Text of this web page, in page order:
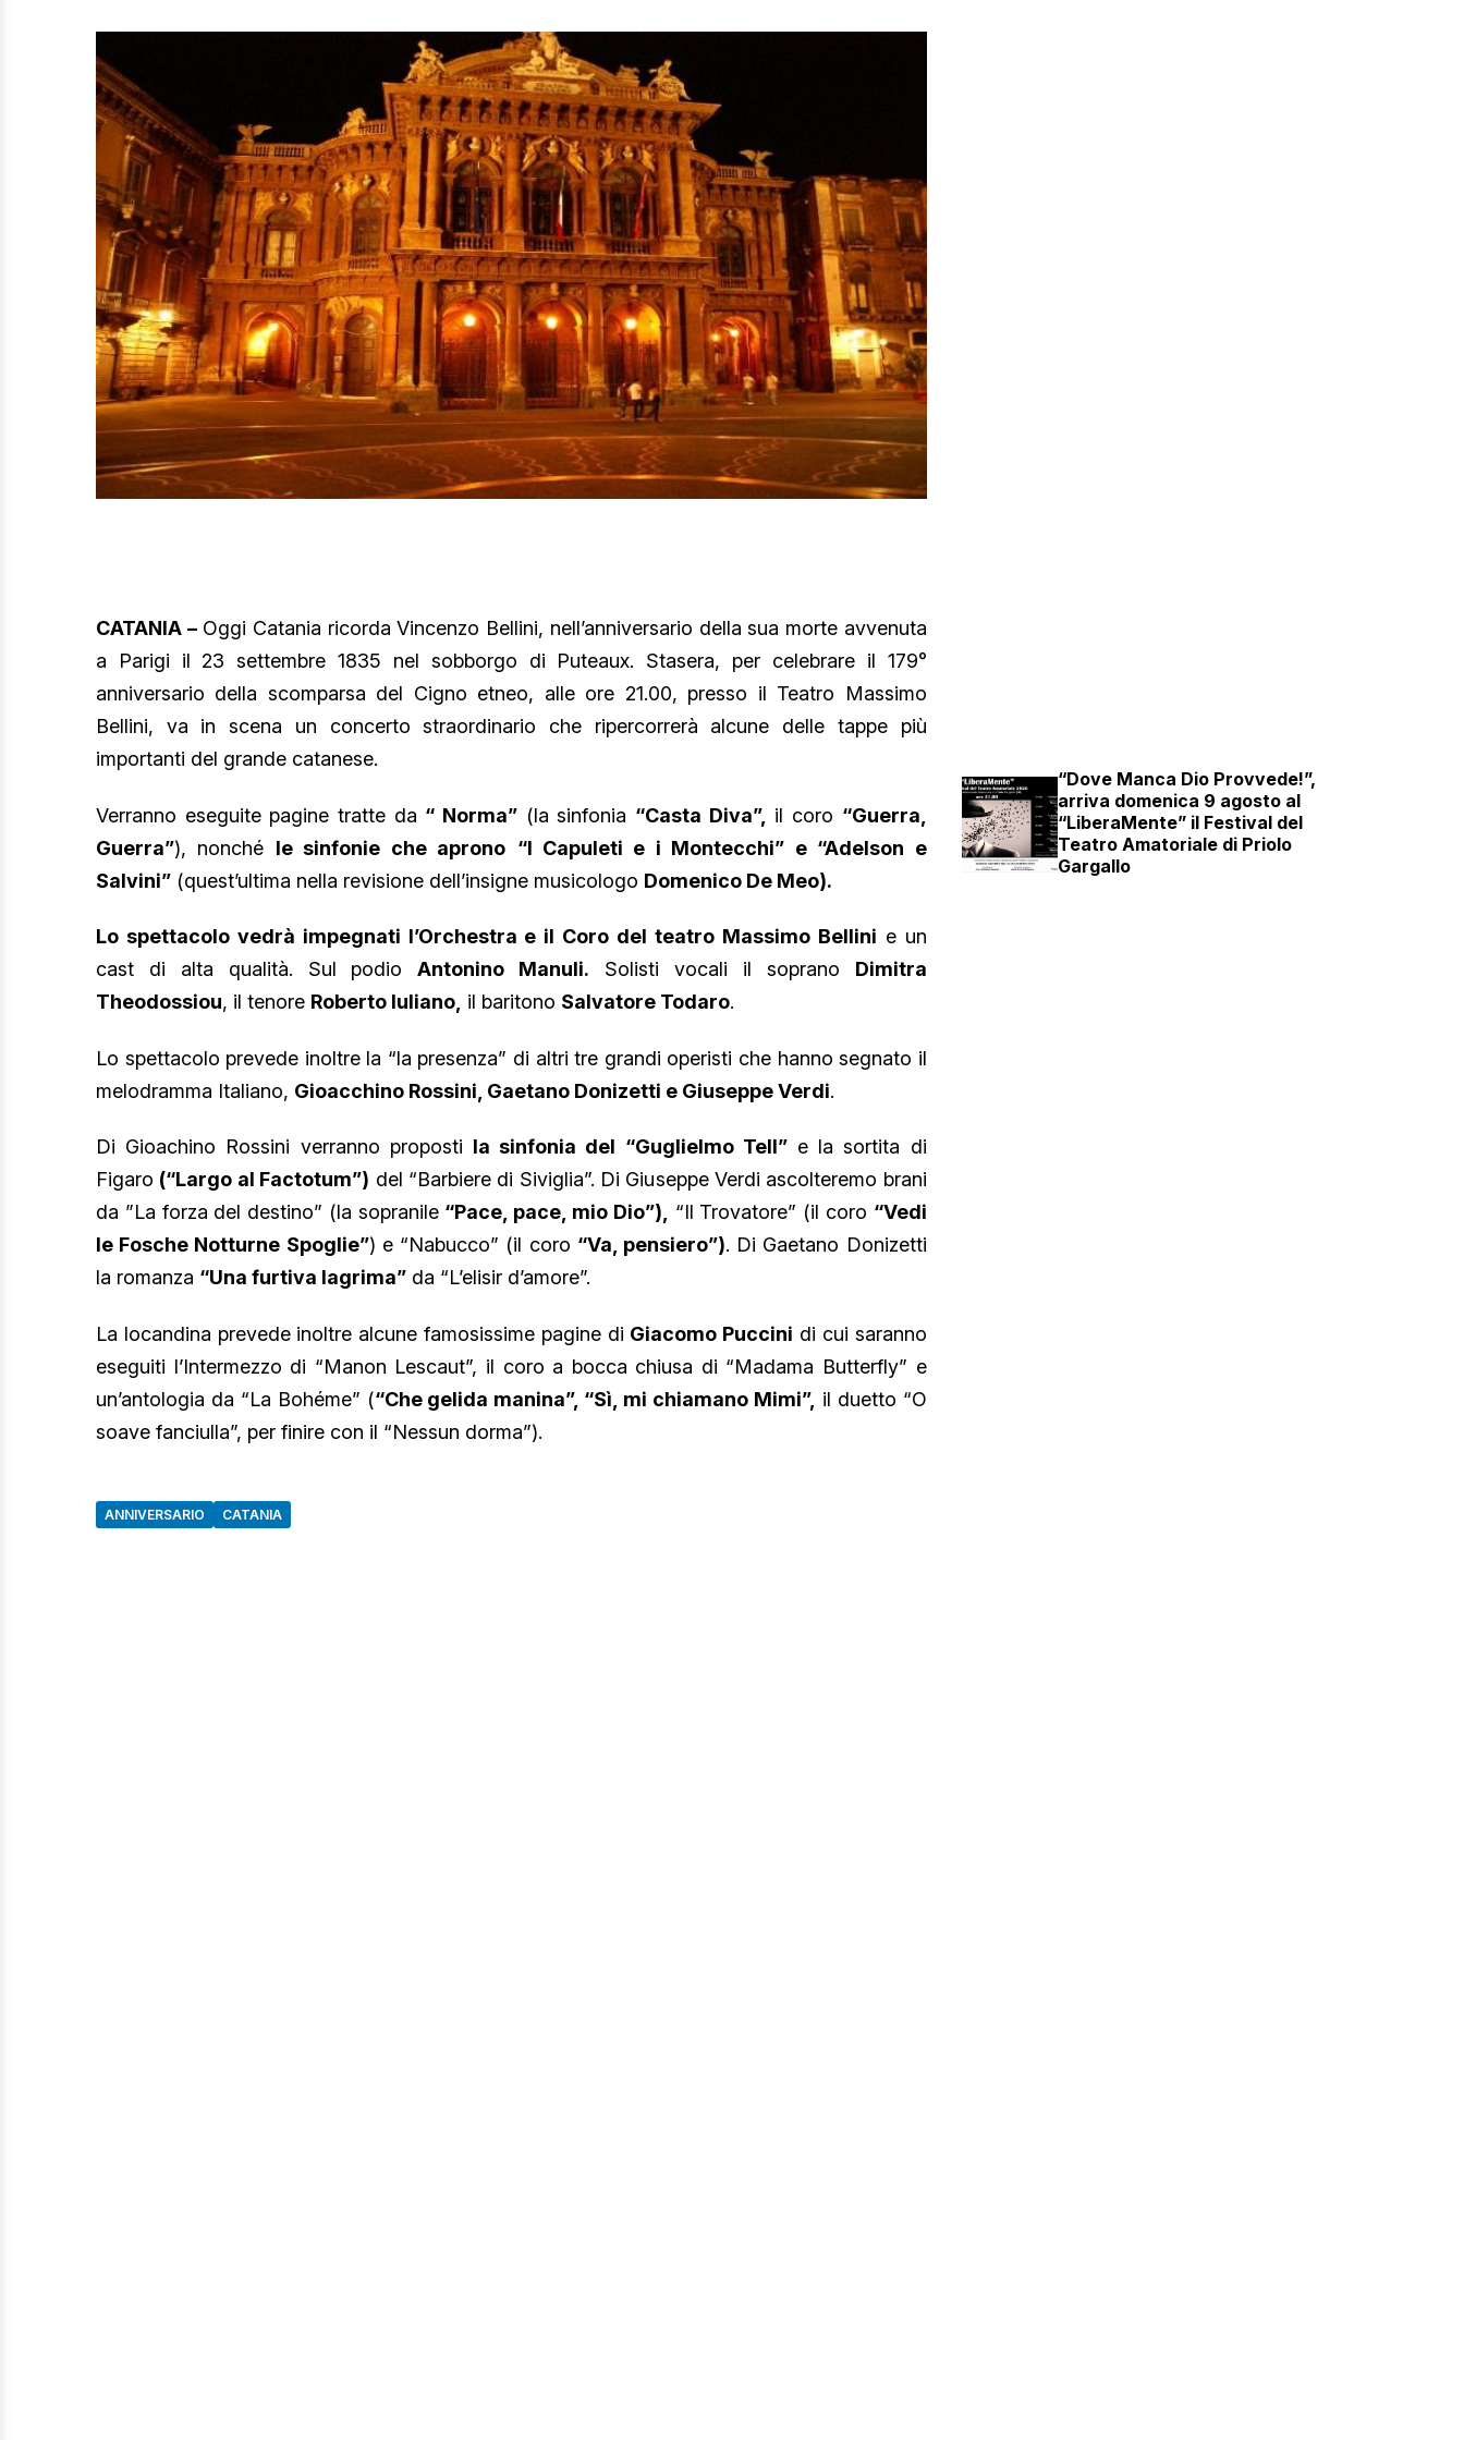
CATANIA –Oggi Catania ricorda Vincenzo Bellini, nell’anniversario della sua morte avvenuta
a Parigi il 23 settembre 1835 nel sobborgo di Puteaux. Stasera, per celebrare il 179°
anniversario della scomparsa del Cigno etneo, alle ore 21.00, presso il Teatro Massimo
Bellini, va in scena un concerto straordinario che ripercorrerà alcune delle tappe più
importanti del grande catanese.
Verranno eseguite pagine tratte da “ Norma” (la sinfonia “Casta Diva”, il coro “Guerra,
Guerra”), nonché le sinfonie che aprono “I Capuleti e i Montecchi” e “Adelson e
Salvini” (quest’ultima nella revisione dell’insigne musicologo Domenico De Meo).
Lo spettacolo vedrà impegnati l’Orchestra e il Coro del teatro Massimo Bellini e un
cast di alta qualità. Sul podioAntonino Manuli. Solisti vocali il soprano Dimitra
Theodossiou, il tenore Roberto Iuliano, il baritono Salvatore Todaro.
Lo spettacolo prevede inoltre la “la presenza” di altri tre grandi operisti che hanno segnato il
melodramma Italiano, Gioacchino Rossini, Gaetano Donizetti e Giuseppe Verdi.
Di Gioachino Rossini verranno proposti la sinfonia del “Guglielmo Tell”e la sortita di
Figaro (“Largo al Factotum”) del “Barbiere di Siviglia”. Di Giuseppe Verdi ascolteremo brani
da ”La forza del destino” (la sopranile “Pace, pace, mio Dio”), “Il Trovatore” (il coro “Vedi
le Fosche Notturne Spoglie”) e “Nabucco” (il coro “Va, pensiero”). Di Gaetano Donizetti
la romanza “Una furtiva lagrima” da “L’elisir d’amore”.
La locandina prevede inoltre alcune famosissime pagine di Giacomo Puccini di cui saranno
eseguiti l’Intermezzo di “Manon Lescaut”, il coro a bocca chiusa di “Madama Butterfly” e
un’antologia da “La Bohéme” (“Che gelida manina”, “Sì, mi chiamano Mimi”, il duetto “O
soave fanciulla”, per finire con il “Nessun dorma”).
ANNIVERSARIO CATANIA
“Dove Manca Dio Provvede!”,
arriva domenica 9 agosto al
“LiberaMente” il Festival del
Teatro Amatoriale di Priolo
Gargallo